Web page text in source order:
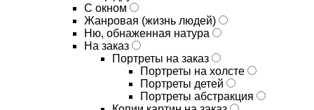
С окном
Жанровая (жизнь людей)
Ню, обнаженная натура
На заказ
Портреты на заказ
Портреты на холсте
Портреты детей
Портреты абстракция